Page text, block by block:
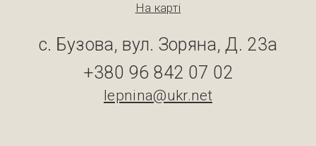
На карті
с. Бузова, вул. Зоряна, Д. 23а
+380 96 842 07 02
lepnina@ukr.net